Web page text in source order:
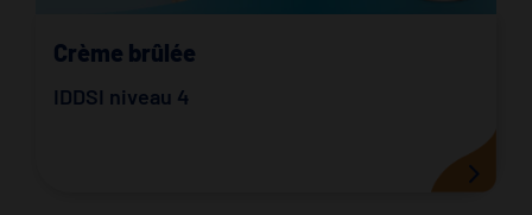
Crème brûlée
IDDSI niveau 4